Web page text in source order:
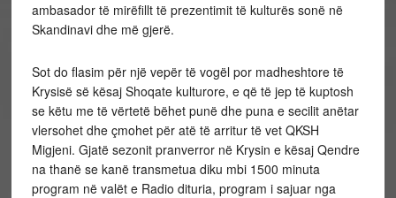
ambasador të mirëfillt të prezentimit të kulturës sonë në
Skandinavi dhe më gjerë.
Sot do flasim për një vepër të vogël por madheshtore të
Krysisë së kësaj Shoqate kulturore, e që të jep të kuptosh
se këtu me të vërtetë bëhet punë dhe puna e secilit anëtar
vlersohet dhe çmohet për atë të arritur të vet QKSH
Migjeni. Gjatë sezonit pranverror në Krysin e kësaj Qendre
na thanë se kanë transmetua diku mbi 1500 minuta
program në valët e Radio dituria, program i sajuar nga